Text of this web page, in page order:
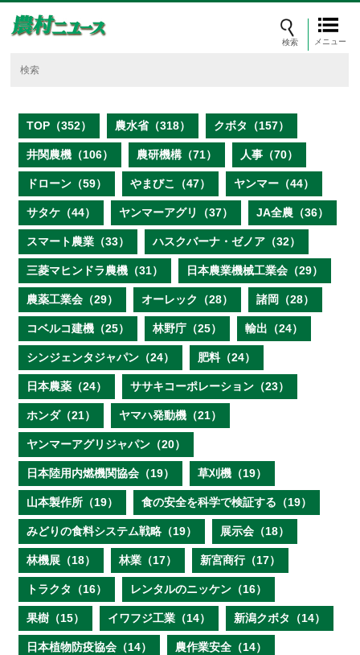
メニュー
TOP（352） 農水省（318） クボタ（157）
井関農機（106） 農研機構（71） 人事（70）
ドローン（59） やまびこ（47） ヤンマー（44）
サタケ（44） ヤンマーアグリ（37） JA全農（36）
スマート農業（33） ハスクバーナ・ゼノア（32）
三菱マヒンドラ農機（31） 日本農業機械工業会（29）
農薬工業会（29） オーレック（28） 諸岡（28）
コベルコ建機（25） 林野庁（25） 輸出（24）
シンジェンタジャパン（24） 肥料（24）
日本農薬（24） ササキコーポレーション（23）
ホンダ（21） ヤマハ発動機（21）
ヤンマーアグリジャパン（20）
日本陸用内燃機関協会（19） 草刈機（19）
山本製作所（19） 食の安全を科学で検証する（19）
みどりの食料システム戦略（19） 展示会（18）
林機展（18） 林業（17） 新宮商行（17）
トラクタ（16） レンタルのニッケン（16）
果樹（15） イワフジ工業（14） 新潟クボタ（14）
日本植物防疫協会（14） 農作業安全（14）